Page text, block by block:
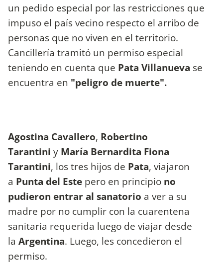
un pedido especial por las restricciones que
impuso el país vecino respecto el arribo de
personas que no viven en el territorio.
Cancillería tramitó un permiso especial
teniendo en cuenta que Pata Villanueva se
encuentra en "peligro de muerte".
Agostina Cavallero, Robertino
Tarantini y María Bernardita Fiona
Tarantini, los tres hijos de Pata, viajaron
a Punta del Este pero en principio no
pudieron entrar al sanatorio a ver a su
madre por no cumplir con la cuarentena
sanitaria requerida luego de viajar desde
la Argentina. Luego, les concedieron el
permiso.